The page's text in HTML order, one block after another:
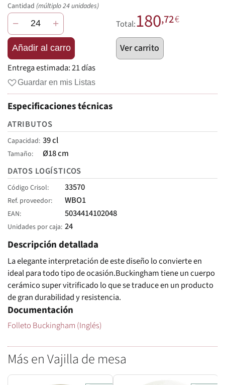
Cantidad (múltiplo 24 unidades)
− +
Añadir al carro
Total:180,72€
Ver carrito
Entrega estimada:21 días
Guardar en mis Listas
Especificaciones técnicas
ATRIBUTOS
Capacidad 39 cl
Tamaño
Ø18 cm
DATOS LOGÍSTICOS
Código Crisol 33570
Ref. proveedor WBO1
EAN 5034414102048
Unidades por caja 24
Descripción detallada
La elegante interpretación de este diseño lo convierte en
ideal para todo tipo de ocasión.Buckingham tiene un cuerpo
cerámico super vitrificado lo que se traduce en un producto
de gran durabilidad y resistencia.
Documentación
Folleto Buckingham (Inglés)
Más en Vajilla de mesa